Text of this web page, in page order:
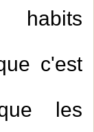
c'est
les